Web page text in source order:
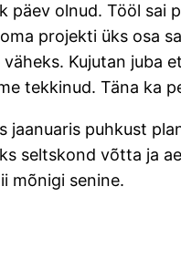
päev olnud. Tööl sai
projekti üks osa
Kujutan juba
tekkinud. Täna ka
jaanuaris puhkust
seltskond võtta ja
mõnigi senine.